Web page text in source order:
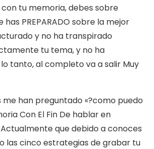
tu memoria, debes sobre
PREPARADO sobre la mejor
y no ha transpirado
tu tema, y no ha
tanto, al completo va a salir Muy
me han preguntado «?como puedo
Con El Fin De hablar en
Actualmente que debido a conoces
las cinco estrategi­as de grabar tu